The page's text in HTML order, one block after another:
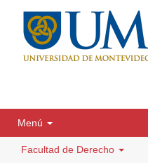
Menú
Facultad de Derecho